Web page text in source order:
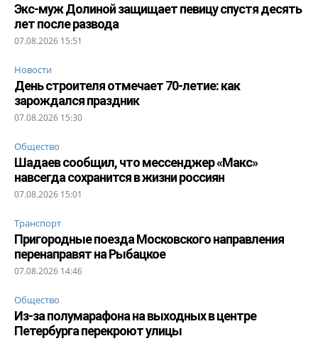
Экс-муж Долиной защищает певицу спустя десять
лет после развода
07.08.2026 15:51
Новости
День строителя отмечает 70-летие: как
зарождался праздник
07.08.2026 15:30
Общество
Шадаев сообщил, что мессенджер «Макс»
навсегда сохранится в жизни россиян
07.08.2026 15:01
Транспорт
Пригородные поезда Московского направления
перенаправят на Рыбацкое
07.08.2026 14:46
Общество
Из-за полумарафона на выходных в центре
Петербурга перекроют улицы